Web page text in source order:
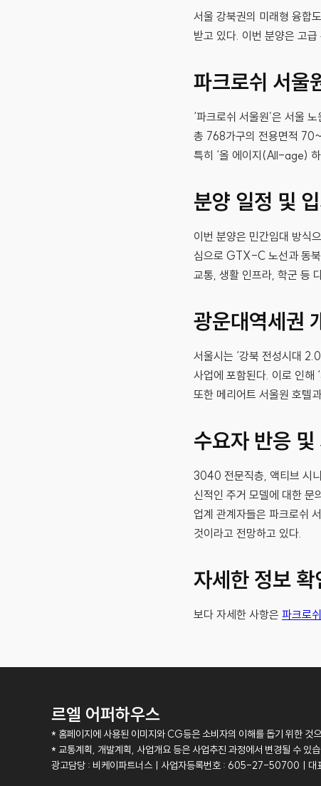
서울 강북권의 미래형 융합
받고 있다. 이번 분양은 고
파크로쉬 서울
‘파크로쉬 서울원’은 서울
총 768가구의 전용면적
특히 ‘올 에이지(All-age) 하
분양 일정 및
이번 분양은 민간임대 방식
심으로 GTX-C 노선과 동북
교통, 생활 인프라, 학군 등
광운대역세권
서울시는 ‘강북 전성시대
사업에 포함된다. 이로 인해
또한 메리어트 서울원 호텔
수요자 반응 및
3040 전문직층, 액티브 시
신적인 주거 모델에 대한 문
업계 관계자들은 파크로쉬
것이라고 전망하고 있다.
자세한 정보 확
보다 자세한 사항은 파크로
르엘 어퍼하우스
* 홈페이지에 사용된 이미지와 CG등은 소비자의 이해를 돕기 위한 것
* 교통계획, 개발계획, 사업개요 등은 사업추진 과정에서 변경될 수 있
광고담당 : 비케이파트너스ㅣ사업자등록번호 : 605-27-50700ㅣ대